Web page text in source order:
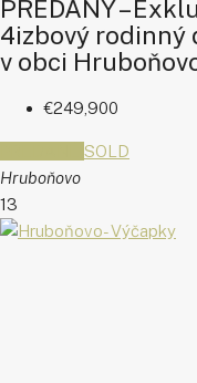
PREDANÝ –
4izbový rodinný
v obci
€249,900
SOLD
Hruboňovo
13